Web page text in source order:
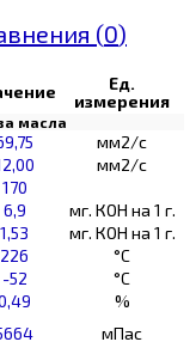
(0)
Ед.
измерения
масла
мм2/с
мм2/с
170
6,9
мг. КОН на 1 г.
1,53
мг. КОН на 1 г.
226
°C
-52
°C
%
мПас